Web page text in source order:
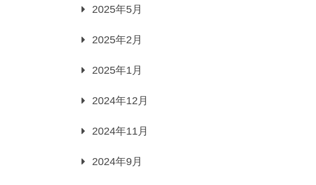
2025年5月
2025年2月
2025年1月
2024年12月
2024年11月
2024年9月